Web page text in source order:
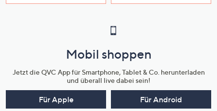
Mobil shoppen
Jetzt die QVC App für Smartphone, Tablet & Co. herunterladen
und überall live dabei sein!
Für Apple Für Android